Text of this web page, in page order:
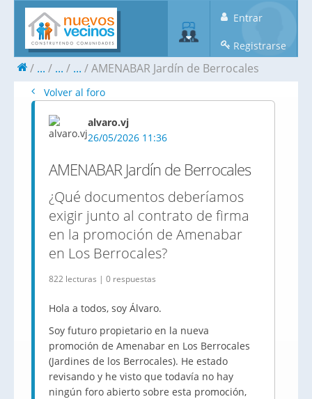
Entrar
Registrarse
... ... ... AMENABAR Jardín de Berrocales
Volver al foro
alvaro.vj
26/05/2026 11:36
AMENABAR Jardín de Berrocales
¿Qué documentos deberíamos
exigir junto al contrato de firma
en la promoción de Amenabar
en Los Berrocales?
822 lecturas | 0 respuestas
Hola a todos, soy Álvaro.
Soy futuro propietario en la nueva
promoción de Amenabar en Los Berrocales
(Jardines de los Berrocales). He estado
revisando y he visto que todavía no hay
ningún foro abierto sobre esta promoción,